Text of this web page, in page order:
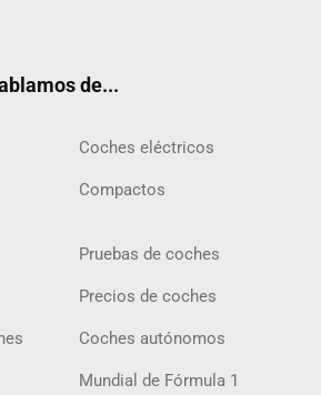
de...
Coches eléctricos
Compactos
Pruebas de coches
Precios de coches
Coches autónomos
Mundial de Fórmula 1